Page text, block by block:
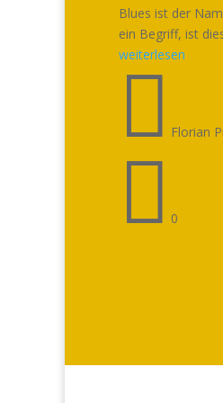
Blues ist der
ein Begriff, ist
weiterlesen
 Florian
 0